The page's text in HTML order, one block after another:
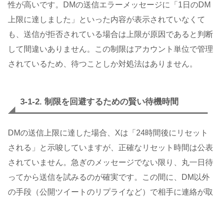
性が高いです。DMの送信エラーメッセージに「1日のDM
上限に達しました」といった内容が表示されていなくて
も、送信が拒否されている場合は上限が原因であると判断
して間違いありません。この制限はアカウント単位で管理
されているため、待つことしか対処法はありません。
3-1-2. 制限を回避するための賢い待機時間
DMの送信上限に達した場合、Xは「24時間後にリセット
される」と示唆していますが、正確なリセット時間は公表
されていません。急ぎのメッセージでない限り、丸一日待
ってから送信を試みるのが確実です。この間に、DM以外
の手段（公開ツイートのリプライなど）で相手に連絡が取